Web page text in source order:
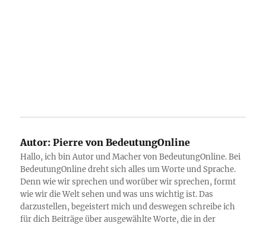
Autor: Pierre von BedeutungOnline
Hallo, ich bin Autor und Macher von BedeutungOnline. Bei
BedeutungOnline dreht sich alles um Worte und Sprache.
Denn wie wir sprechen und worüber wir sprechen, formt
wie wir die Welt sehen und was uns wichtig ist. Das
darzustellen, begeistert mich und deswegen schreibe ich
für dich Beiträge über ausgewählte Worte, die in der